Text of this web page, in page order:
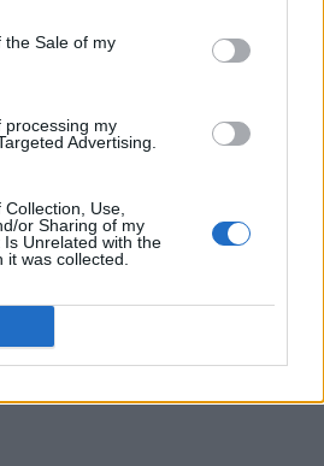
the Sale of my
processing my
Advertising.
Use,
or Sharing of my
Unrelated with the
was collected.
προκλητικότητα –